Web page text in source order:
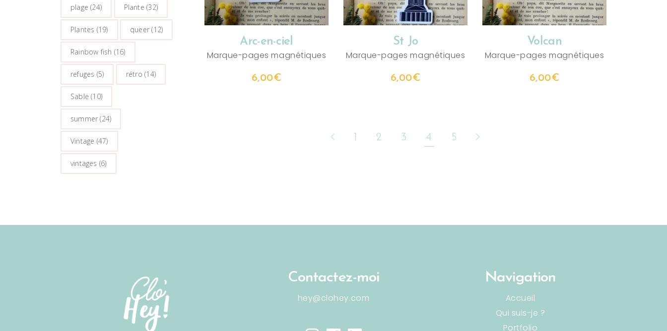
Arc-en-ciel
Marque-pages magnétiques
6,00€
St Jo
Marque-pages magnétiques
6,00€
Volcan
Marque-pages magnétiques
6,00€
1 2 3 4 5
plage (24) Plante (32)
Plantes (19) queer (12)
Rainbow fish (16)
refuges (5) rétro (14)
Sable (10)
summer (24)
Vintage (47)
vintages (6)
Contactez-moi
hey@clohey.com
Navigation
Accueil
Qui suis-je ?
Portfolio